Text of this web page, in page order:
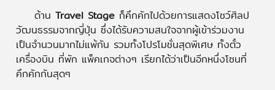
ด้าน Travel Stageก็คึกคักไปด้วยการแสดงโชว์ศิลป
วัฒนธรรมจากญี่ปุ่น ซึ่งได้รับความสนใจจากผู้เข้าร่วมงาน
เป็นจำนวนมากไม่แพ้กัน รวมทั้งโปรโมชั่นสุดพิเศษ ทั้งตั๋ว
เครื่องบิน ที่พัก แพ็คเกจต่างๆ เรียกได้ว่าเป็นอีกหนึ่งโซนที่
คึกคักกันสุดๆ